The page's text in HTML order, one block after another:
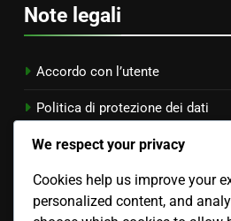
Note legali
Accordo con l’utente
Politica di protezione dei dati
Chi siamo
Politica sui cookie
Mettiti in contatto
We respect your privacy
Cookies help us improve your
personalized content, and